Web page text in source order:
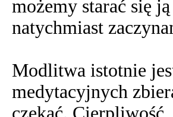
możemy starać się
natychmiast
Modlitwa istotnie
medytacyjnych